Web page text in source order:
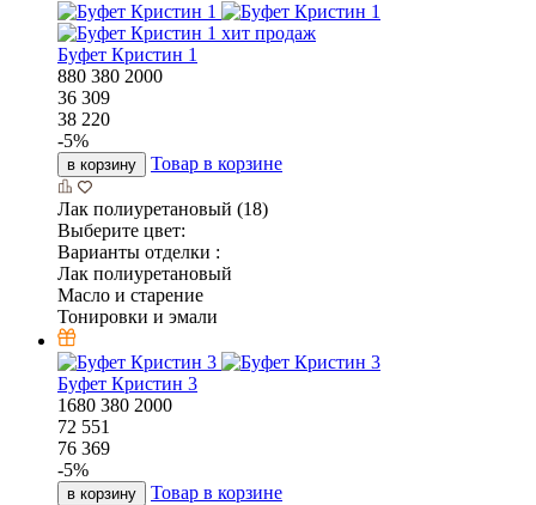
хит продаж
Буфет Кристин 1
880 380 2000
36 309
38 220
-5%
в корзину Товар в корзине
Лак полиуретановый (18)
Выберите цвет:
Варианты отделки :
Лак полиуретановый
Масло и старение
Тонировки и эмали
Буфет Кристин 3
1680 380 2000
72 551
76 369
-5%
в корзину Товар в корзине